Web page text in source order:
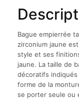
de
zirconium
jaune
Bague empierrée
zirconium jaune
style et ses
jaune. La taille de
décoratifs
forme de la
se porter seule ou